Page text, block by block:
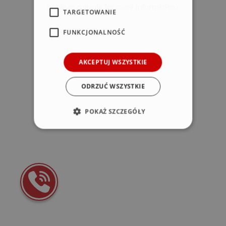
browser console for more information)
TARGETOWANIE
FUNKCJONALNOŚĆ
AKCEPTUJ WSZYSTKIE
ODRZUĆ WSZYSTKIE
POKAŻ SZCZEGÓŁY